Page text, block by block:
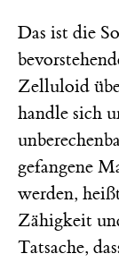
Das ist die
Zelluloid
handle sich
gefangene
werden,
Zähigkeit
Tatsache,